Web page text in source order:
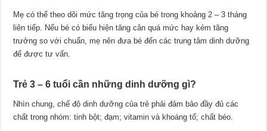
Mẹ có thể theo dõi mức tăng trọng của bé trong khoảng 2 – 3 tháng
liên tiếp. Nếu bé có biểu hiện tăng cân quá mức hay kém tăng
trưởng so với chuẩn, mẹ nên đưa bé đến các trung tâm dinh dưỡng
để được tư vấn.
Trẻ 3 – 6 tuổi cần những dinh dưỡng gì?
Nhìn chung, chế độ dinh dưỡng của trẻ phải đảm bảo đầy đủ các
chất trong nhóm: tinh bột; đạm; vitamin và khoáng tố; chất béo.